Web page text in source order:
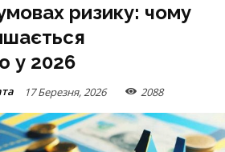
умовах ризику: чому
у 2026
17 Березня, 2026 2088